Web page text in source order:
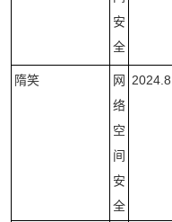
安
全
隋笑
网
络
空
间
安
全
2024.8